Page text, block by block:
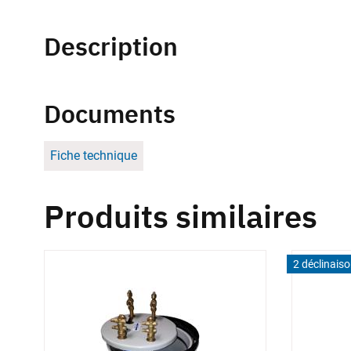
Description
Documents
Fiche technique
Produits similaires
2